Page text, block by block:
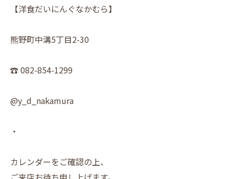
【洋食だいにんぐなかむら】
熊野町中溝5丁目2-30
☎︎ 082-854-1299
@y_d_nakamura
・
カレンダーをご確認の上、